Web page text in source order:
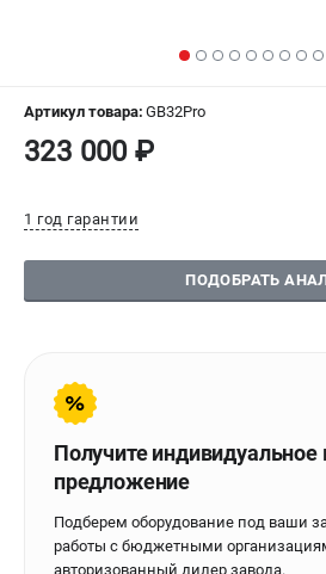
ИЗБРАННОЕ ( 0 )
0 )
ПОДДЕРЖКА
Политика обработки персональных
ИНФОРМАЦИЯ
О бренде
Юридическим лицам
Артикул товара: GB32Pro
323 000 ₽
1 год гарантии
ПОДОБРАТЬ
Получите
предложение
Подберем оборудование под ваши
работы с бюджетными
авторизованный дилер завода.